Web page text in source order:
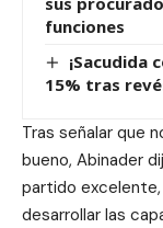
funciones
¡Sacudida
15% tras
Tras señalar que
bueno, Abinader
partido excelente,
desarrollar las